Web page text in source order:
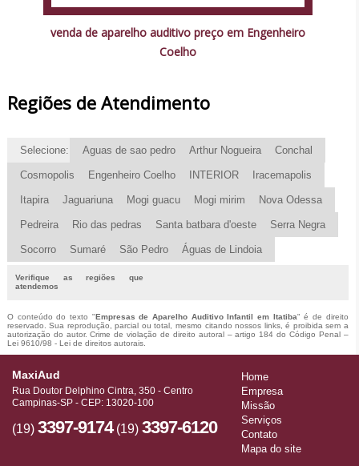
venda de aparelho auditivo preço em Engenheiro
Coelho
Regiões de Atendimento
Selecione: Aguas de sao pedro Arthur Nogueira Conchal
Cosmopolis Engenheiro Coelho INTERIOR Iracemapolis
Itapira Jaguariuna Mogi guacu Mogi mirim Nova Odessa
Pedreira Rio das pedras Santa batbara d'oeste Serra Negra
Socorro Sumaré São Pedro Águas de Lindoia
Verifique as regiões que
atendemos
O conteúdo do texto "Empresas de Aparelho Auditivo Infantil em Itatiba" é de direito
reservado. Sua reprodução, parcial ou total, mesmo citando nossos links, é proibida sem a
autorização do autor. Crime de violação de direito autoral – artigo 184 do Código Penal –
Lei 9610/98 - Lei de direitos autorais.
MaxiAud
Rua Doutor Delphino Cintra, 350 - Centro
Campinas-SP - CEP: 13020-100
(19) 3397-9174(19) 3397-6120
Home
Empresa
Missão
Serviços
Contato
Mapa do site